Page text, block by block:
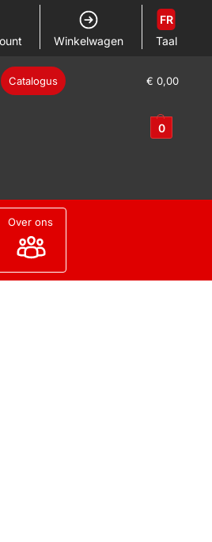
Winkelwagen Taal
FR
Catalogus € 0,00
0
Over ons